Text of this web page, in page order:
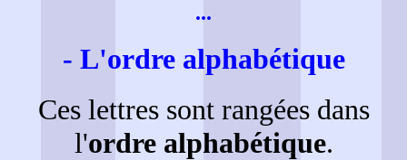
...
- L'ordre alphabétique
Ces lettres sont rangées dans
l'ordre alphabétique.